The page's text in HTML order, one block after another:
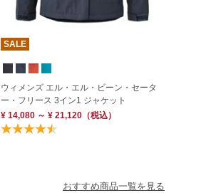
SALE
ウィメンズ エル・エル・ビーン・セータ
ー・フリース 3イン1 ジャケット
¥ 14,080 ～ ¥ 21,120（税込）
おすすめ商品一覧を見る